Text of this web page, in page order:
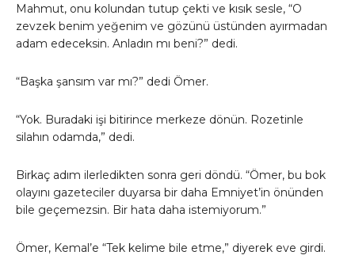
Mahmut, onu kolundan tutup çekti ve kısık sesle, “O
zevzek benim yeğenim ve gözünü üstünden ayırmadan
adam edeceksin. Anladın mı beni?” dedi.
“Başka şansım var mı?” dedi Ömer.
“Yok. Buradaki işi bitirince merkeze dönün. Rozetinle
silahın odamda,” dedi.
Birkaç adım ilerledikten sonra geri döndü. “Ömer, bu bok
olayını gazeteciler duyarsa bir daha Emniyet’in önünden
bile geçemezsin. Bir hata daha istemiyorum.”
Ömer, Kemal’e “Tek kelime bile etme,” diyerek eve girdi.